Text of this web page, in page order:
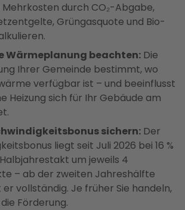
durch CO₂-Abgabe,
Grüngasquote und Bio-
Wärmeplanung beachten:Die
Ihrer Gemeinde bestimmt, wo
verfügbar ist – und beeinflusst
Heizung sich für Ihr Gebäude am
sichern:Der
liegt seit Juli 2026 bei 16 %
um jeweils 4
– ab der zweiten Jahreshälfte
vollständig. Je früher Sie handeln,
Förderung.